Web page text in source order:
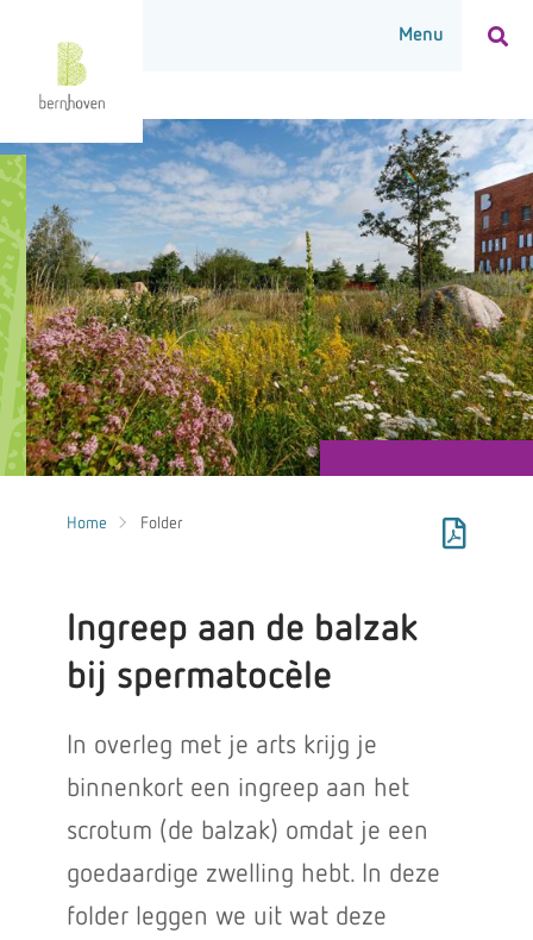
Home Folder
Ingreep aan de balzak
bij spermatocèle
In overleg met je arts krijg je
binnenkort een ingreep aan het
scrotum (de balzak) omdat je een
goedaardige zwelling hebt. In deze
folder leggen we uit wat deze